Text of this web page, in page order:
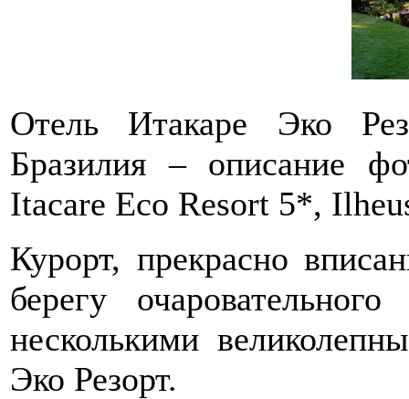
Отель Итакаре Эко
Бразилия – описание
Itacare Eco Resort 5*,
Курорт, прекрасно
берегу
несколькими
Эко Резорт.